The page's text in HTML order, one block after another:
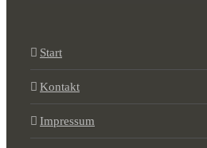
Start
Kontakt
Impressum